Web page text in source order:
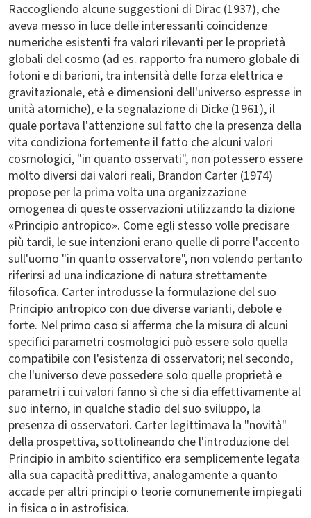
Raccogliendo alcune suggestioni di Dirac (1937), che
aveva messo in luce delle interessanti coincidenze
numeriche esistenti fra valori rilevanti per le proprietà
globali del cosmo (ad es. rapporto fra numero globale di
fotoni e di barioni, tra intensità delle forza elettrica e
gravitazionale, età e dimensioni dell'universo espresse in
unità atomiche), e la segnalazione di Dicke (1961), il
quale portava l'attenzione sul fatto che la presenza della
vita condiziona fortemente il fatto che alcuni valori
cosmologici, "in quanto osservati", non potessero essere
molto diversi dai valori reali, Brandon Carter (1974)
propose per la prima volta una organizzazione
omogenea di queste osservazioni utilizzando la dizione
«Principio antropico». Come egli stesso volle precisare
più tardi, le sue intenzioni erano quelle di porre l'accento
sull'uomo "in quanto osservatore", non volendo pertanto
riferirsi ad una indicazione di natura strettamente
filosofica. Carter introdusse la formulazione del suo
Principio antropico con due diverse varianti, debole e
forte. Nel primo caso si afferma che la misura di alcuni
specifici parametri cosmologici può essere solo quella
compatibile con l'esistenza di osservatori; nel secondo,
che l'universo deve possedere solo quelle proprietà e
parametri i cui valori fanno sì che si dia effettivamente al
suo interno, in qualche stadio del suo sviluppo, la
presenza di osservatori. Carter legittimava la "novità"
della prospettiva, sottolineando che l'introduzione del
Principio in ambito scientifico era semplicemente legata
alla sua capacità predittiva, analogamente a quanto
accade per altri principi o teorie comunemente impiegati
in fisica o in astrofisica.